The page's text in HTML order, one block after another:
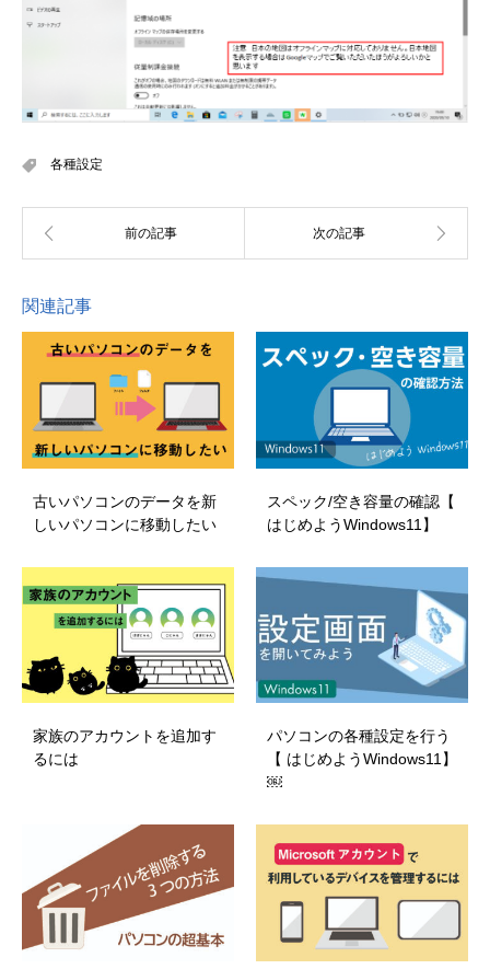
各種設定
関連記事
古いパソコンのデータを新
しいパソコンに移動したい
スペック/空き容量の確認【
はじめようWindows11】
家族のアカウントを追加す
るには
パソコンの各種設定を行う
【 はじめようWindows11】
￼